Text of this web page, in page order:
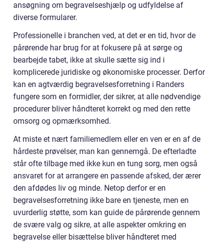
ansøgning om begravelseshjælp og udfyldelse af
diverse formularer.
Professionelle i branchen ved, at det er en tid, hvor de
pårørende har brug for at fokusere på at sørge og
bearbejde tabet, ikke at skulle sætte sig ind i
komplicerede juridiske og økonomiske processer. Derfor
kan en agtværdig begravelsesforretning i Randers
fungere som en formidler, der sikrer, at alle nødvendige
procedurer bliver håndteret korrekt og med den rette
omsorg og opmærksomhed.
At miste et nært familiemedlem eller en ven er en af de
hårdeste prøvelser, man kan gennemgå. De efterladte
står ofte tilbage med ikke kun en tung sorg, men også
ansvaret for at arrangere en passende afsked, der ærer
den afdødes liv og minde. Netop derfor er en
begravelsesforretning ikke bare en tjeneste, men en
uvurderlig støtte, som kan guide de pårørende gennem
de svære valg og sikre, at alle aspekter omkring en
begravelse eller bisættelse bliver håndteret med